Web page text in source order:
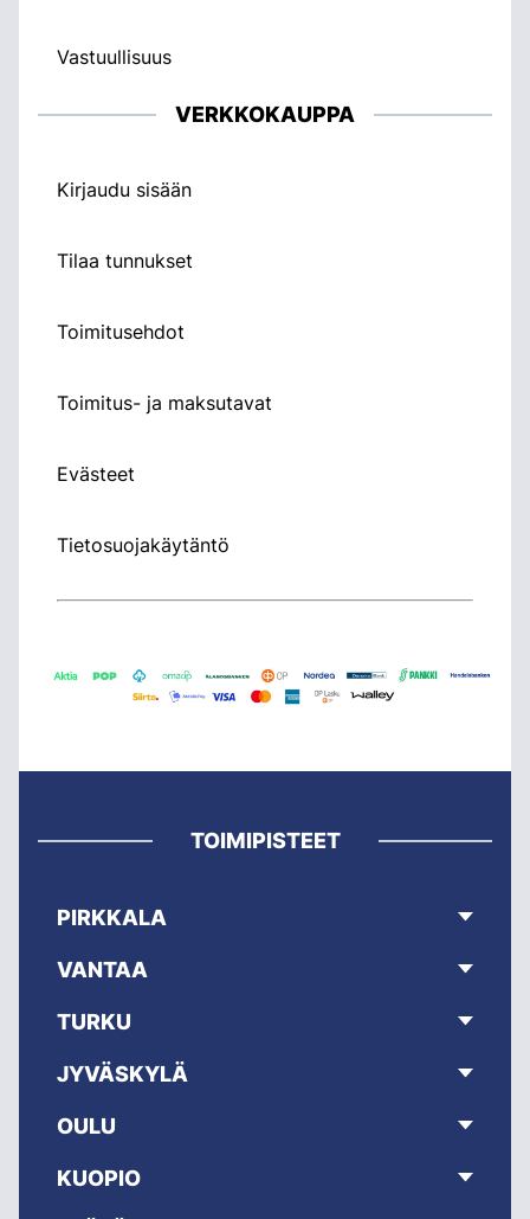
Vastuullisuus
VERKKOKAUPPA
Kirjaudu sisään
Tilaa tunnukset
Toimitusehdot
Toimitus- ja maksutavat
Evästeet
Tietosuojakäytäntö
TOIMIPISTEET
PIRKKALA
VANTAA
TURKU
JYVÄSKYLÄ
OULU
KUOPIO